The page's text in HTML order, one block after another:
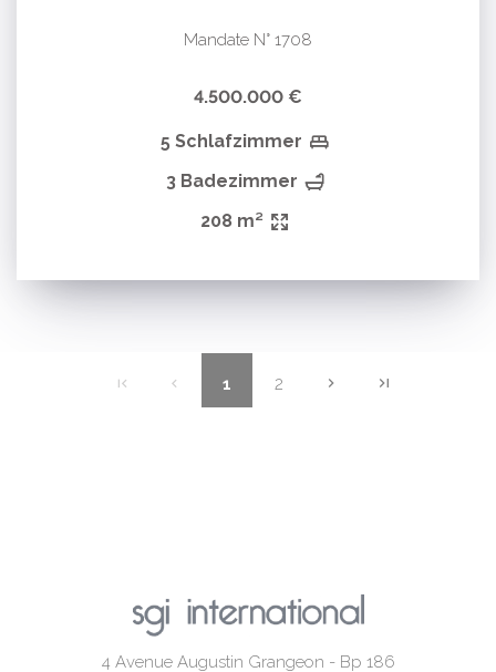
Mandate N° 1708
4.500.000 €
5 Schlafzimmer
3 Badezimmer
208 m²
1 2
4 Avenue Augustin Grangeon - Bp 186